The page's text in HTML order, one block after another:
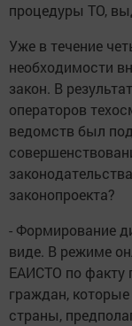
процедуры ТО,
Уже в течение
необходимости
закон. В
операторов
ведомств был
законопроекта?
- Формирование
виде. В режиме
ЕАИСТО по факту
граждан,
страны,